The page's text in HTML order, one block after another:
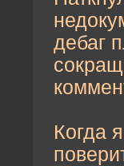
дебаг
Когда